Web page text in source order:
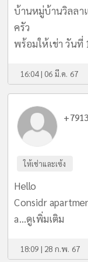
บ้านหมู่บ้านวิลลา
ครัว
พร้อมให้เช่า วันที่
16:04 | 06 มี.ค. 67
ให้เช่าและเซ้ง
Hello
Considr
a...ดูเพิ่มเติม
18:09 | 28 ก.พ. 67